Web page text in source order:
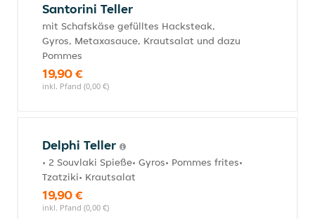
Santorini Teller
mit Schafskäse gefülltes Hacksteak,
Gyros, Metaxasauce, Krautsalat und dazu
Pommes
19,90 €
inkl. Pfand (0,00 €)
Delphi Teller
• 2 Souvlaki Spieße• Gyros• Pommes frites•
Tzatziki• Krautsalat
19,90 €
inkl. Pfand (0,00 €)